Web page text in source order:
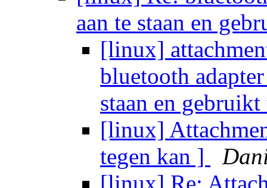
aan te staan en
[linux]
bluetooth
staan en
[linux]
tegen kan ]